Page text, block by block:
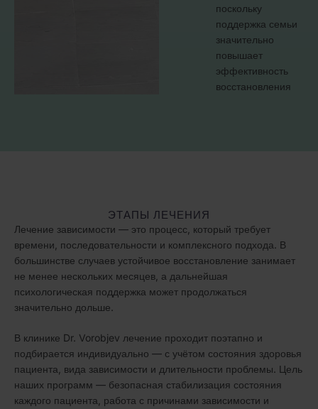
поскольку
поддержка семьи
значительно
повышает
эффективность
восстановления
ЭТАПЫ ЛЕЧЕНИЯ
Лечение зависимости — это процесс, который требует
времени, последовательности и комплексного подхода. В
большинстве случаев устойчивое восстановление занимает
не менее нескольких месяцев, а дальнейшая
психологическая поддержка может продолжаться
значительно дольше.
В клинике Dr. Vorobjev лечение проходит поэтапно и
подбирается индивидуально — с учётом состояния здоровья
пациента, вида зависимости и длительности проблемы. Цель
наших программ — безопасная стабилизация состояния
каждого пациента, работа с причинами зависимости и